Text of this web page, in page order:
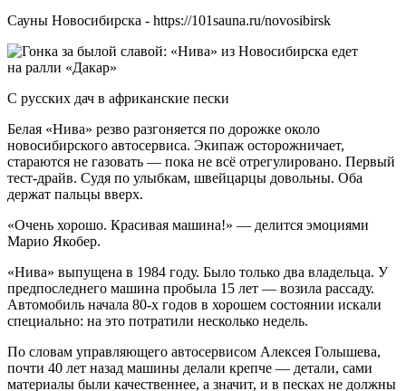
Сауны Новосибирска - https://101sauna.ru/novosibirsk
С русских дач в африканские пески
Белая «Нива» резво разгоняется по дорожке около
новосибирского автосервиса. Экипаж осторожничает,
стараются не газовать — пока не всё отрегулировано. Первый
тест-драйв. Судя по улыбкам, швейцарцы довольны. Оба
держат пальцы вверх.
«Очень хорошо. Красивая машина!» — делится эмоциями
Марио Якобер.
«Нива» выпущена в 1984 году. Было только два владельца. У
предпоследнего машина пробыла 15 лет — возила рассаду.
Автомобиль начала 80-х годов в хорошем состоянии искали
специально: на это потратили несколько недель.
По словам управляющего автосервисом Алексея Голышева,
почти 40 лет назад машины делали крепче — детали, сами
материалы были качественнее, а значит, и в песках не должны